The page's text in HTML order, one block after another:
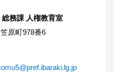
務課 人権教育室
原町978番6